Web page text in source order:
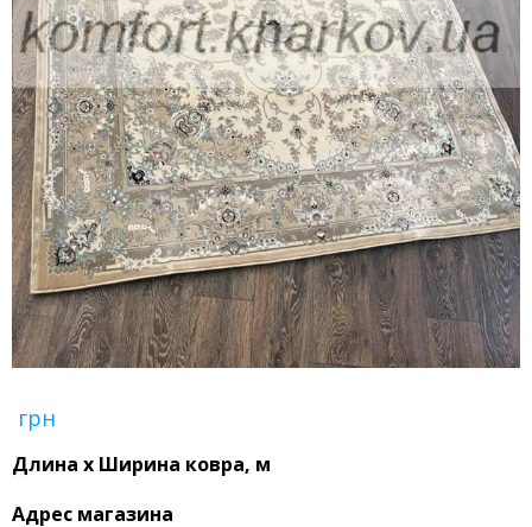
грн
Длина x Ширина ковра, м
Адрес магазина